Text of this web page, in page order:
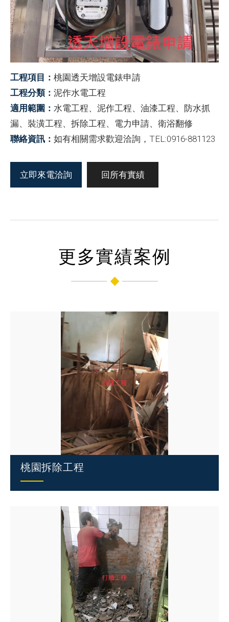
工程項目： 桃園透天增設電錶申請
工程分類： 泥作水電工程
適用範圍： 水電工程、泥作工程、油漆工程、防水抓
漏、裝潢工程、拆除工程、電力申請、衛浴翻修
聯絡資訊： 如有相關需求歡迎洽詢，TEL:0916-881123
立即來電洽詢 回所有實績
更多實績案例
桃園拆除工程